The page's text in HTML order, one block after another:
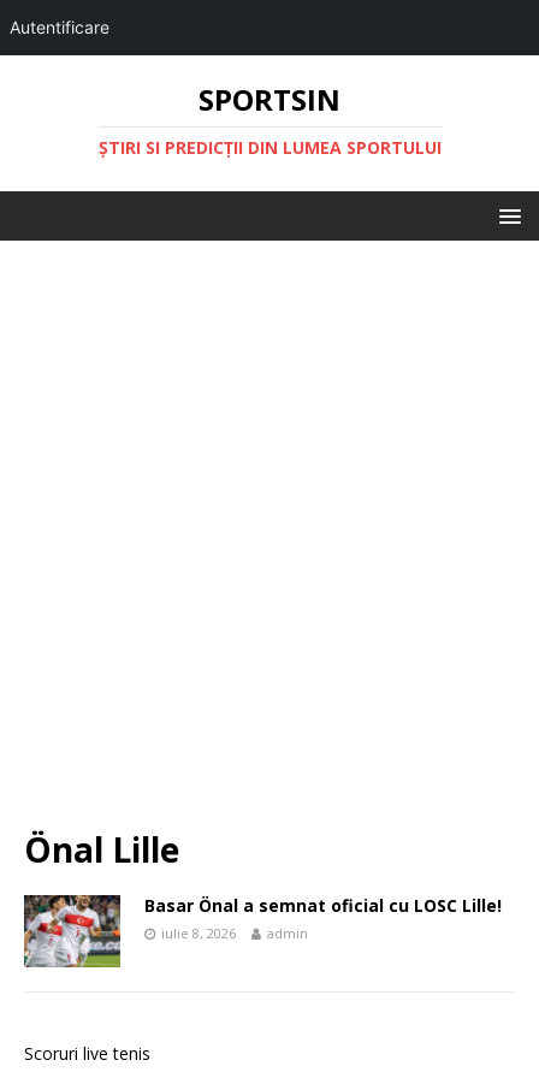
Autentificare
SPORTSIN
ŞTIRI SI PREDICŢII DIN LUMEA SPORTULUI
Önal Lille
Basar Önal a semnat oficial cu LOSC Lille!
iulie 8, 2026 admin
Scoruri live tenis